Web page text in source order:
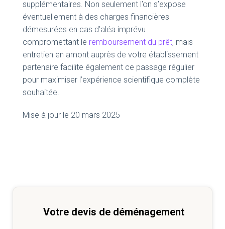
supplémentaires. Non seulement l’on s’expose
éventuellement à des charges financières
démesurées en cas d’aléa imprévu
compromettant le remboursement du prêt, mais
entretien en amont auprès de votre établissement
partenaire facilite également ce passage régulier
pour maximiser l’expérience scientifique complète
souhaitée.
Mise à jour le 20 mars 2025
Votre devis de déménagement